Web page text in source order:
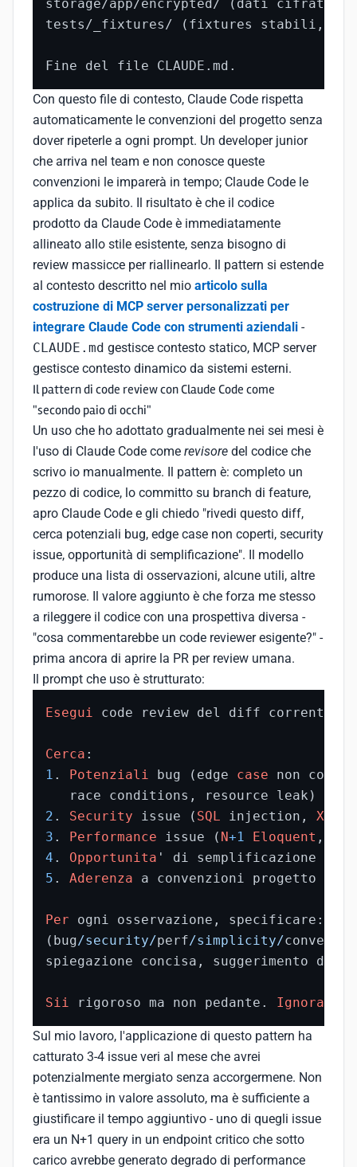
storage/app/encrypted/ (dati cifrati
tests/_fixtures/ (fixtures stabili, non
Fine del file CLAUDE.md.
Con questo file di contesto, Claude Code rispetta
automaticamente le convenzioni del progetto senza
dover ripeterle a ogni prompt. Un developer junior
che arriva nel team e non conosce queste
convenzioni le imparerà in tempo; Claude Code le
applica da subito. Il risultato è che il codice
prodotto da Claude Code è immediatamente
allineato allo stile esistente, senza bisogno di
review massicce per riallinearlo. Il pattern si estende
al contesto descritto nel mio articolo sulla
costruzione di MCP server personalizzati per
integrare Claude Code con strumenti aziendali -
CLAUDE.md gestisce contesto statico, MCP server
gestisce contesto dinamico da sistemi esterni.
Il pattern di code review con Claude Code come
"secondo paio di occhi"
Un uso che ho adottato gradualmente nei sei mesi è
l'uso di Claude Code come revisore del codice che
scrivo io manualmente. Il pattern è: completo un
pezzo di codice, lo committo su branch di feature,
apro Claude Code e gli chiedo "rivedi questo diff,
cerca potenziali bug, edge case non coperti, security
issue, opportunità di semplificazione". Il modello
produce una lista di osservazioni, alcune utili, altre
rumorose. Il valore aggiunto è che forza me stesso
a rileggere il codice con una prospettiva diversa -
"cosa commentarebbe un code reviewer esigente?" -
prima ancora di aprire la PR per review umana.
Il prompt che uso è strutturato:
Esegui code review del diff corrente
Cerca
1 . Potenziali bug (edge case non
2 . Security issue ( SQL injection, XSS
3 . Performance issue ( N+1
Eloquent
4 . Opportunita
5 . Aderenza a convenzioni progetto (
Per ogni osservazione, specificare:
(bug/security/perf/simplicity/
spiegazione concisa, suggerimento di
Sii rigoroso ma non pedante. Ignora
Sul mio lavoro, l'applicazione di questo pattern ha
catturato 3-4 issue veri al mese che avrei
potenzialmente mergiato senza accorgermene. Non
è tantissimo in valore assoluto, ma è sufficiente a
giustificare il tempo aggiuntivo - uno di quegli issue
era un N+1 query in un endpoint critico che sotto
carico avrebbe generato degrado di performance